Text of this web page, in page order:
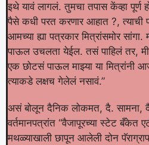
इथे यावं लागलं. तुमचा तपास केंव्हा पूर्ण
पैसे कधी परत करणार आहात ?, त्याची
आमच्या ह्या पत्रकार मित्रांसमोर
पाऊल उचलता येईल. तसं पाहिलं तर,
एक छोटसं पाऊल माझ्या या
त्याकडे लक्षच गेलेलं नसावं.”
असं बोलून दैनिक लोकमत, दै. सामना,
वर्तमानपत्रांत “वैजापूरच्या स्टेट बँकेत
मथळ्याखाली छापून आलेली दोन